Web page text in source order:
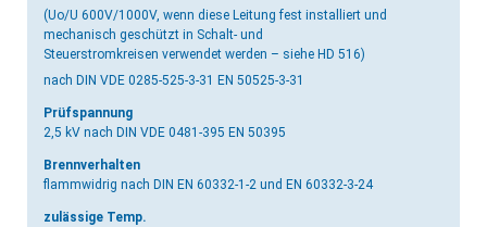
(Uo/U 600V/1000V, wenn diese Leitung fest installiert und
mechanisch geschützt in Schalt- und
Steuerstromkreisen verwendet werden – siehe HD 516)
nach DIN VDE 0285-525-3-31 EN 50525-3-31
Prüfspannung
2,5 kV nach DIN VDE 0481-395 EN 50395
Brennverhalten
flammwidrig nach DIN EN 60332-1-2 und EN 60332-3-24
zulässige Temp.